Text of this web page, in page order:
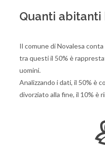
Quanti abitanti
Il comune di Novalesa
tra questi il 50% è
uomini.
Analizzando i dati, il 50% è
divorziato alla fine, il 10% è